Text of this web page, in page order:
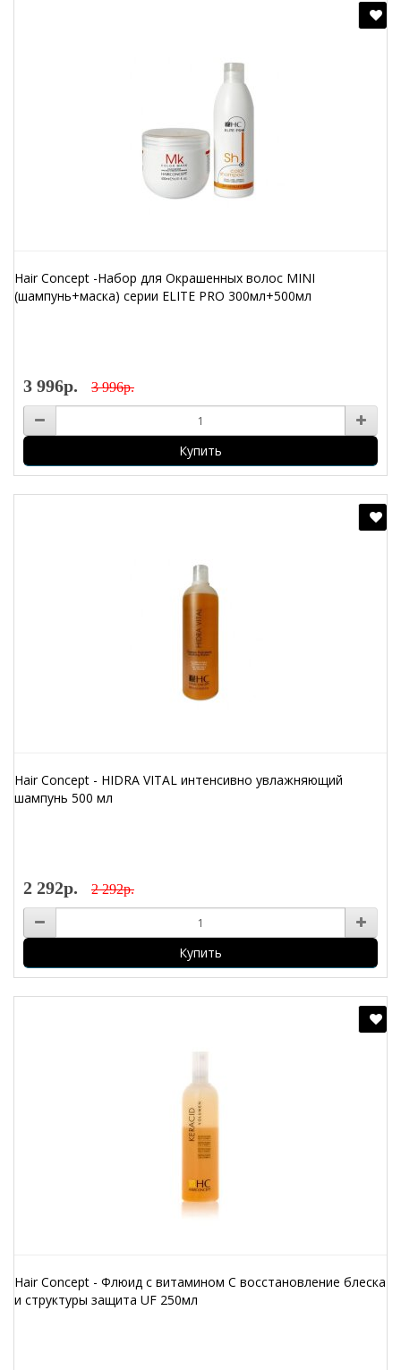
Hair Concept -Набор для Окрашенных волос MINI
(шампунь+маска) серии ELITE PRO 300мл+500мл
3 996р. 3 996р.
Купить
Hair Concept - HIDRA VITAL интенсивно увлажняющий
шампунь 500 мл
2 292р. 2 292р.
Купить
Hair Concept - Флюид с витамином С восстановление блеска
и структуры защита UF 250мл